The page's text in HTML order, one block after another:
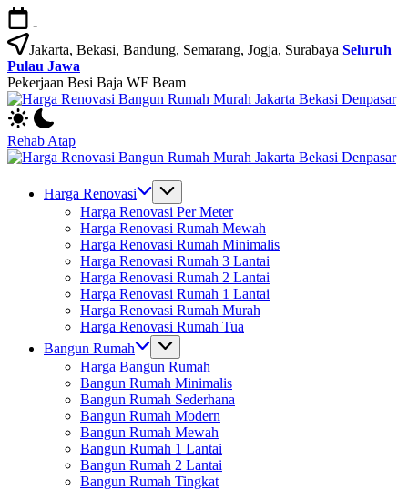
Skip
to
content
-
Jakarta, Bekasi, Bandung, Semarang, Jogja, Surabaya Seluruh
Pulau Jawa
Pekerjaan Besi Baja WF Beam
Harga
Renovasi
Bangun
Rumah
Murah
Jakarta
Bekasi
Denpasar
Jasa
Bangun
Rumah
dan
Rumah
Rehab Atap
Harga
Renovasi
Bangun
Rumah
Murah
Jakarta
Bekasi
Denpasar
Bangun
Rumah
Harga Renovasi
Harga Renovasi Per Meter
Harga Renovasi Rumah Mewah
Harga Renovasi Rumah Minimalis
Harga Renovasi Rumah 3 Lantai
Harga Renovasi Rumah 2 Lantai
Harga Renovasi Rumah 1 Lantai
Harga Renovasi Rumah Murah
Harga Renovasi Rumah Tua
Bangun Rumah
Harga Bangun Rumah
Bangun Rumah Minimalis
Bangun Rumah Sederhana
Bangun Rumah Modern
Bangun Rumah Mewah
Bangun Rumah 1 Lantai
Bangun Rumah 2 Lantai
Bangun Rumah Tingkat